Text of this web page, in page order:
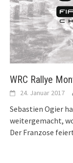
WRC Rallye
24. Januar 2017
Sebastien Ogier
weitergemacht,
Der Franzose